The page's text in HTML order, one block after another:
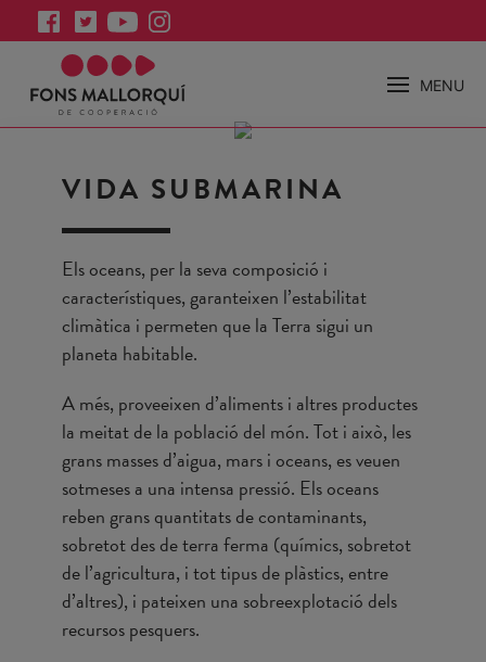
MENU
VIDA SUBMARINA
Els oceans, per la seva composició i
característiques, garanteixen l’estabilitat
climàtica i permeten que la Terra sigui un
planeta habitable.
A més, proveeixen d’aliments i altres productes
la meitat de la població del món. Tot i això, les
grans masses d’aigua, mars i oceans, es veuen
sotmeses a una intensa pressió. Els oceans
reben grans quantitats de contaminants,
sobretot des de terra ferma (químics, sobretot
de l’agricultura, i tot tipus de plàstics, entre
d’altres), i pateixen una sobreexplotació dels
recursos pesquers.